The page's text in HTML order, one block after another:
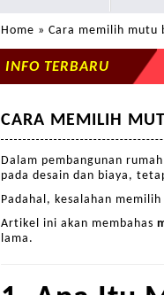
Home » Cara memilih
INFO TERBARU
CARA MEMILIH
Dalam pembangunan
pada desain dan biaya,
Padahal, kesalahan
Artikel ini akan membahas
lama.